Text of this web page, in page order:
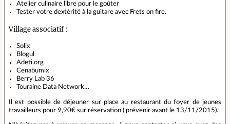
Atelier culinaire libre pour le goûter
Tester votre dextérité à la guitare avec Frets on fire.
Village associatif :
Solix
Blogul
Adeti.org
Cenabumix
Berry Lab 36
Touraine Data Network…
Il est possible de déjeuner sur place au restaurant du foyer de jeunes
travailleurs pour 9,90€ sur réservation ( prévenir avant le 13/11/2015).